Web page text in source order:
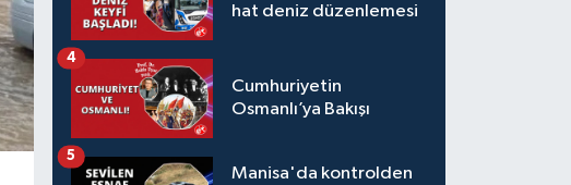
hat deniz düzenlemesi
Cumhuriyetin
Osmanlı’ya Bakışı
4
Manisa'da kontrolden
5